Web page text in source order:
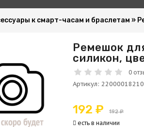
к смарт-часам и браслетам »
Ремешок
силикон,
0
Артикул:
192 ₽ 192 ₽
есть в наличии